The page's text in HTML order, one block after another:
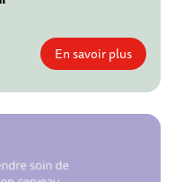
En savoir plus